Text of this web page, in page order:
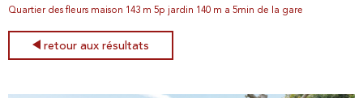
Quartier des fleurs maison 143 m 5p jardin 140 m a 5min de la gare
retour aux résultats